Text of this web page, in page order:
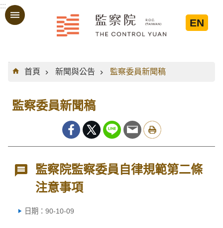
跳到主要內容區塊
:::
EN
:::
首頁
新聞與公告 監察委員新聞稿
監察委員新聞稿
監察院監察委員自律規範第二條
注意事項
日期：90-10-09